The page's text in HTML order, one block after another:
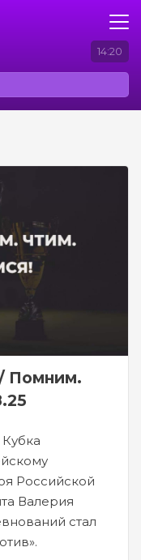
14:20
Помним.
Российской
Валерия
стал